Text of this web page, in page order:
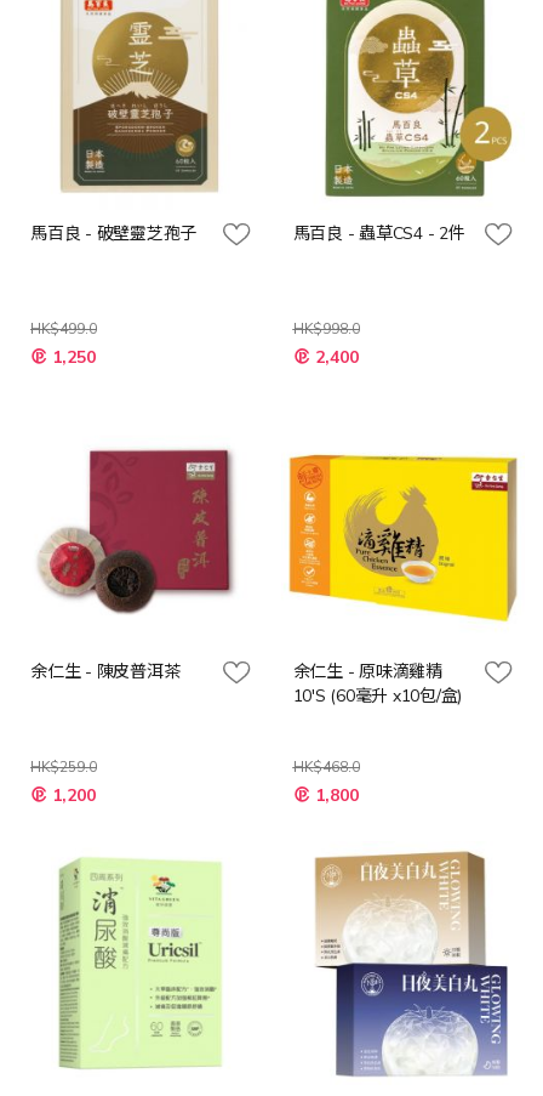
馬百良 - 破壁靈芝孢子
HK$499.0
特
殊 1,250
馬百良 - 蟲草CS4 - 2件
HK$998.0
特
殊 2,400
余仁生 - 陳皮普洱茶
HK$259.0
特
殊 1,200
余仁生 - 原味滴雞精
10'S (60毫升 x10包/盒)
HK$468.0
特
殊 1,800